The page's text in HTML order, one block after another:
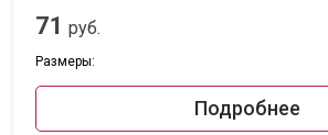
71 руб.
Размеры:
Подробнее